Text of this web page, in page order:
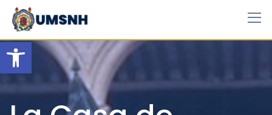
Open toolbar
Skip
content